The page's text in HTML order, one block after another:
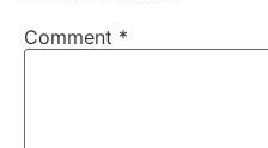
Comment *